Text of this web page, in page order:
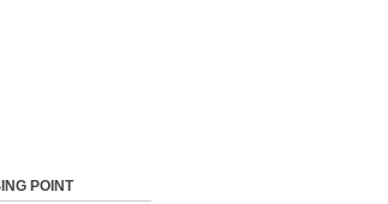
POINT